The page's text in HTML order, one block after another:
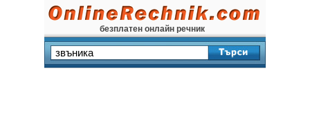
безплатен онлайн речник